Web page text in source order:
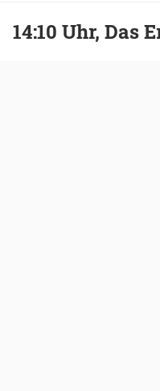
14:10 Uhr, Das